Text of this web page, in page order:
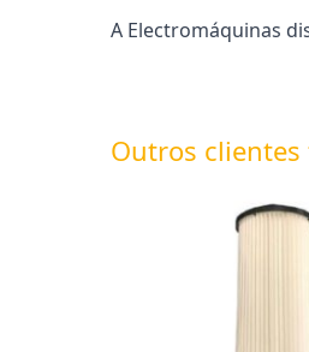
A Electromáquinas
Outros